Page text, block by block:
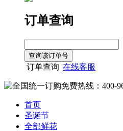
订单查询
订单查询 |在线客服
首页
圣诞节
全部鲜花